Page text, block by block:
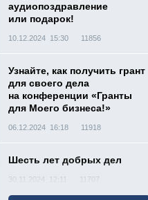
аудиопоздравление
или подарок!
10.12.2024 15:30 11856
Узнайте, как получить грант
для своего дела
на конференции «Гранты
для Моего бизнеса!»
06.12.2024 16:18 11918
Шесть лет добрых дел
30.11.2024 12:11 11707